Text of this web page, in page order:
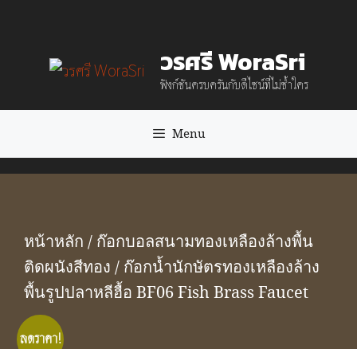
content
วรศรี WoraSri
ฟังก์ชันครบครันกับดีไซน์ที่ไม่ซ้ำใคร
Menu
หน้าหลัก / ก๊อกบอลสนามทองเหลืองล้างพื้น
ติดผนังสีทอง / ก๊อกน้ำนักษัตรทองเหลืองล้าง
พื้นรูปปลาหลีฮื้อ BF06 Fish Brass Faucet
ลดราคา!